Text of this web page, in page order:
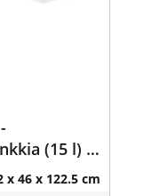
(15 l) -
x 46 x 122.5 cm